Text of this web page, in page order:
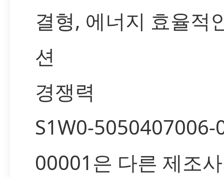
결형, 에너지 효율적
션
경쟁력
S1W0-
00001은 다른 제조